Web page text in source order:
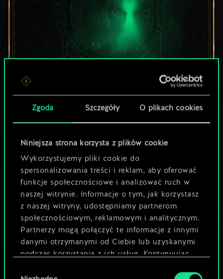
Zgoda Szczegóły O plikach cookies
Niniejsza strona korzysta z plików cookie
Wykorzystujemy pliki cookie do
spersonalizowania treści i reklam, aby oferować
funkcje społecznościowe i analizować ruch w
naszej witrynie. Informacje o tym, jak korzystasz
z naszej witryny, udostępniamy partnerom
społecznościowym, reklamowym i analitycznym.
Partnerzy mogą połączyć te informacje z innymi
danymi otrzymanymi od Ciebie lub uzyskanymi
podczas korzystania z ich usług. Kontynuując
Lubisz grać tą talią?
Pomóż społeczności
odkryć jej
potencjał!
Nazwij talię i opisz swoją strategię
Edytuj talię
LUB